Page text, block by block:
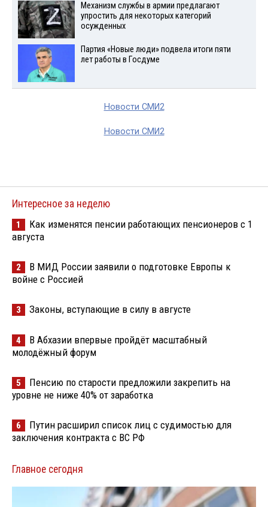
Механизм службы в армии предлагают
упростить для некоторых категорий
осужденных
Партия «Новые люди» подвела итоги пяти
лет работы в Госдуме
Новости СМИ2
Новости СМИ2
Интересное за неделю
1
Как изменятся пенсии работающих пенсионеров с 1
августа
2
В МИД России заявили о подготовке Европы к
войне с Россией
3 Законы, вступающие в силу в августе
4
В Абхазии впервые пройдёт масштабный
молодёжный форум
5
Пенсию по старости предложили закрепить на
уровне не ниже 40% от заработка
6
Путин расширил список лиц с судимостью для
заключения контракта с ВС РФ
Главное сегодня